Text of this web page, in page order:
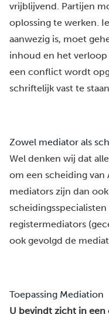
vrijblijvend. Partijen
oplossing te werken.
aanwezig is, moet
inhoud en het
een conflict wordt
schriftelijk vast te
Zowel mediator als
Wel denken wij dat
om een scheiding van
mediators zijn dan
scheidingsspecialisten
registermediators
ook gevolgd de
Toepassing Mediation
U bevindt zicht in